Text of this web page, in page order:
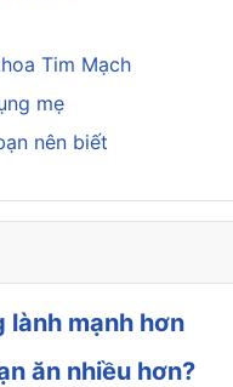
Tim Mạch
mẹ
nên biết
lành mạnh hơn
ăn nhiều hơn?